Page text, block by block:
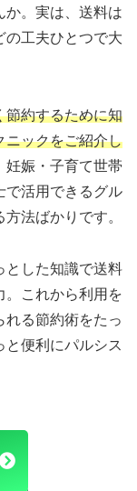
か。実は、送料は
の工夫ひとつで大
節約するために知
ニックをご紹介し
妊娠・子育て世帯
で活用できるグル
法ばかりです。
とした知識で送料
。これから利用を
れる節約術をたっ
と便利にパルシス